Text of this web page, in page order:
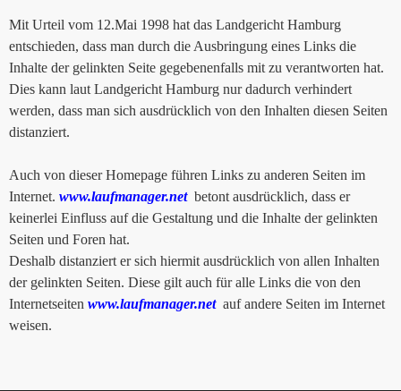
Mit Urteil vom 12.Mai 1998 hat das Landgericht Hamburg
entschieden, dass man durch die Ausbringung eines Links die
Inhalte der gelinkten Seite gegebenenfalls mit zu verantworten hat.
Dies kann laut Landgericht Hamburg nur dadurch verhindert
werden, dass man sich ausdrücklich von den Inhalten diesen Seiten
distanziert.
Auch von dieser Homepage führen Links zu anderen Seiten im
Internet. www.laufmanager.netbetont ausdrücklich, dass er
keinerlei Einfluss auf die Gestaltung und die Inhalte der gelinkten
Seiten und Foren hat.
Deshalb distanziert er sich hiermit ausdrücklich von allen Inhalten
der gelinkten Seiten. Diese gilt auch für alle Links die von den
Internetseiten www.laufmanager.net auf andere Seiten im Internet
weisen.